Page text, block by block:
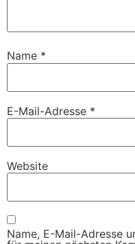
Name *
E-Mail-Adresse *
Website
Name, E-Mail-Adresse